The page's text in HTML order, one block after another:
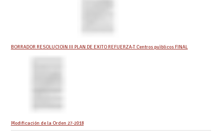
BORRADOR RESOLUCIOìN III PLAN DE EXITO REFUERZA-T Centros puìblicos FINAL
Modificación de la Orden 27-2018